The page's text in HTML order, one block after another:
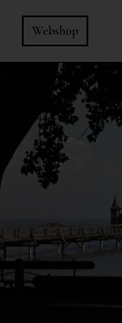
Webshop